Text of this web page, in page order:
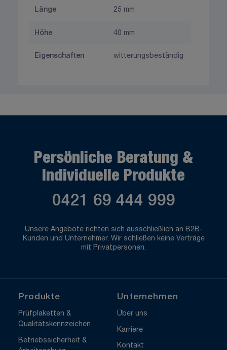
Länge 25 mm
Höhe 40 mm
Eigenschaften witterungsbeständig
Persönliche Beratung &
Individuelle Produkte
0421 69 444 999
Unsere Angebote richten sich ausschließlich an B2B-
Kunden und Unternehmer. Wir schließen keine Verträge
mit Privatpersonen.
Produkte
Prüfplaketten &
Qualitätskennzeichen
Betriebssicherheit &
Unternehmen
Über uns
Karriere
Kontakt